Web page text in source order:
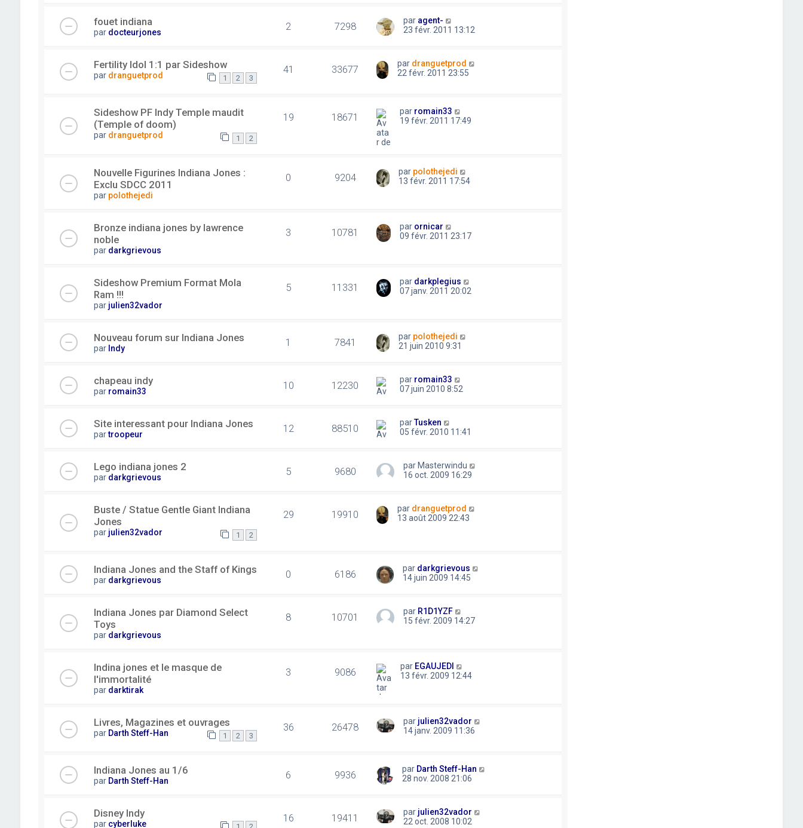
fouet indiana
par docteurjones 2 7298 par agent-
23 févr. 2011 13:12
Fertility Idol 1:1 par Sideshow
par dranguetprod 1 2 3
41 33677 par dranguetprod
22 févr. 2011 23:55
Sideshow PF Indy Temple maudit
(Temple of doom)
par dranguetprod 1 2
19 18671 par romain33
19 févr. 2011 17:49
Nouvelle Figurines Indiana Jones :
Exclu SDCC 2011
par polothejedi
0 9204 par polothejedi
13 févr. 2011 17:54
Bronze indiana jones by lawrence
noble
par darkgrievous
3 10781 par ornicar
09 févr. 2011 23:17
Sideshow Premium Format Mola
Ram !!!
par julien32vador
5 11331 par darkplegius
07 janv. 2011 20:02
Nouveau forum sur Indiana Jones
par Indy 1 7841 par polothejedi
21 juin 2010 9:31
chapeau indy
par romain33 10 12230 par romain33
07 juin 2010 8:52
Site interessant pour Indiana Jones
partroopeur 12 88510 parTusken
05 févr. 2010 11:41
Lego indiana jones 2
par darkgrievous 5 9680 parMasterwindu
16 oct. 2009 16:29
Buste / Statue Gentle Giant Indiana
Jones
par julien32vador 1 2
29 19910 par dranguetprod
13 août 2009 22:43
Indiana Jones and the Staff of Kings
par darkgrievous 0 6186 par darkgrievous
14 juin 2009 14:45
Indiana Jones par Diamond Select
Toys
par darkgrievous
8 10701 par R1D1YZF
15 févr. 2009 14:27
Indina jones et le masque de
l'immortalité
par darktirak
3 9086 par EGAUJEDI
13 févr. 2009 12:44
Livres, Magazines et ouvrages
par Darth Steff-Han 1 2 3
36 26478 par julien32vador
14 janv. 2009 11:36
Indiana Jones au 1/6
par Darth Steff-Han 6 9936 par Darth Steff-Han
28 nov. 2008 21:06
Disney Indy
par cyberluke 16 19411 par julien32vador
22 oct. 2008 10:02